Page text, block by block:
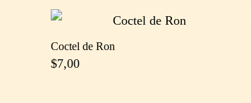
Coctel de Ron
$7,00